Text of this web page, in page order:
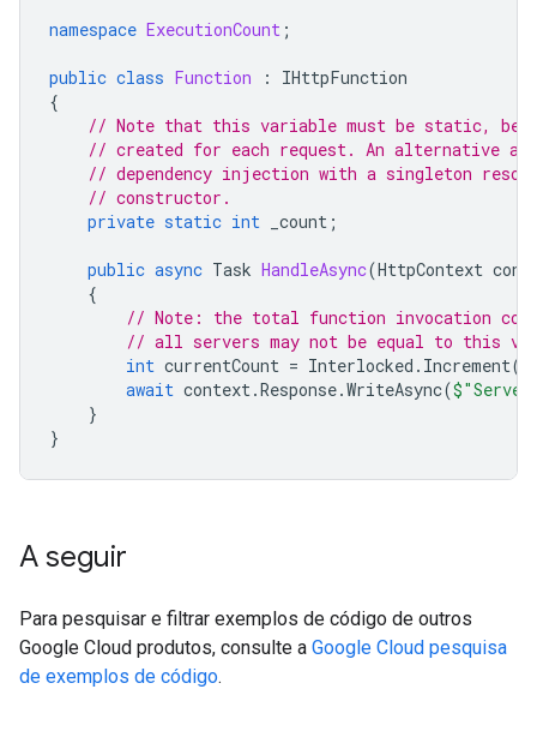
namespace ExecutionCount ;
public class Function :
IHttpFunction
{
// Note that this variable must be static,
// created for each request. An alternative
// dependency injection with a singleton
// constructor.
private static int _count ;
public async Task HandleAsync(HttpContext
{
// Note: the total function invocation
// all servers may not be equal to this
int currentCount = Interlocked . Increment(
await context.Response.WriteAsync(
}
}
A seguir
Para pesquisar e filtrar exemplos de código de outros
Google Cloud produtos, consulte a Google Cloud pesquisa
de exemplos de código.